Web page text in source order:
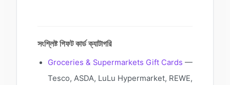
সংশ্লিষ্ট গিফট কার্ড ক্যাটাগরি
Groceries & Supermarkets Gift Cards —
Tesco, ASDA, LuLu Hypermarket, REWE,